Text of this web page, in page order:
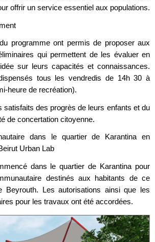
offrir un service essentiel aux populations.
programme ont permis de proposer aux
qui permettent de les évaluer en
sur leurs capacités et connaissances.
tous les vendredis de 14h 30 à
heure de recréation).
satisfaits des progrès de leurs enfants et du
de concertation citoyenne.
dans le quartier de Karantina en
Urban Lab
dans le quartier de Karantina pour
destinés aux habitants de ce
Beyrouth. Les autorisations ainsi que les
pour les travaux ont été accordées.